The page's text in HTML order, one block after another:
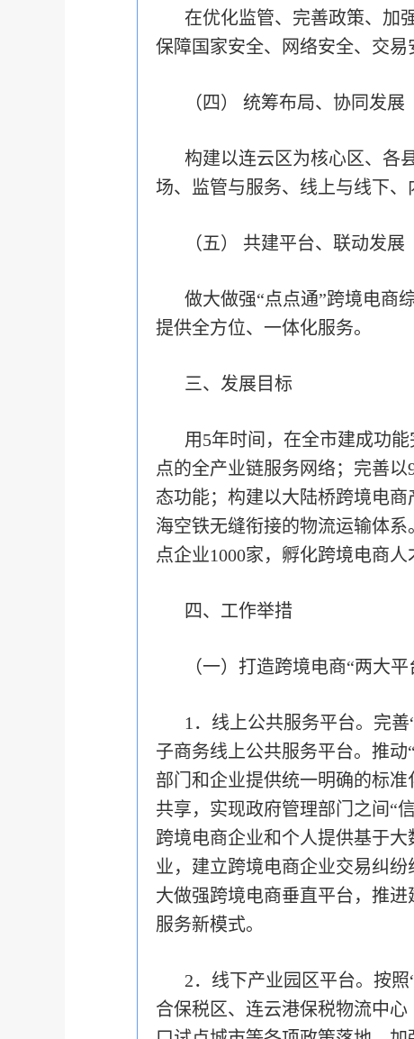
在优化监管、完善政策、加
保障国家安全、网络安全、交易
（四） 统筹布局、协同发展
构建以连云区为核心区、各
场、监管与服务、线上与线下、
（五） 共建平台、联动发展
做大做强“点点通”跨境电商
提供全方位、一体化服务。
三、发展目标
用5年时间，在全市建成功
点的全产业链服务网络；完善以
态功能；构建以大陆桥跨境电
海空铁无缝衔接的物流运输体
点企业1000家，孵化跨境电商
四、工作举措
（一）打造跨境电商“两大平
1．线上公共服务平台。完
子商务线上公共服务平台。推
部门和企业提供统一明确的标
共享，实现政府管理部门之间“
跨境电商企业和个人提供基于
业，建立跨境电商企业交易纠
大做强跨境电商垂直平台，推
服务新模式。
2．线下产业园区平台。按
合保税区、连云港保税物流中